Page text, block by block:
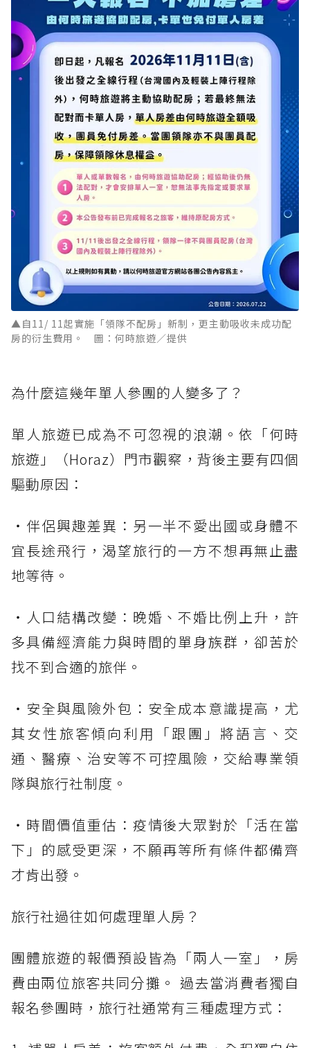
▲自11/ 11起實施「領隊不配房」新制，更主動吸收未成功配
房的衍生費用。 圖：何時旅遊／提供
為什麼這幾年單人參團的人變多了？
單人旅遊已成為不可忽視的浪潮。依「何時
旅遊」（Horaz）門市觀察，背後主要有四個
驅動原因：
・伴侶興趣差異：另一半不愛出國或身體不
宜長途飛行，渴望旅行的一方不想再無止盡
地等待。
・人口結構改變：晚婚、不婚比例上升，許
多具備經濟能力與時間的單身族群，卻苦於
找不到合適的旅伴。
・安全與風險外包：安全成本意識提高，尤
其女性旅客傾向利用「跟團」將語言、交
通、醫療、治安等不可控風險，交給專業領
隊與旅行社制度。
・時間價值重估：疫情後大眾對於「活在當
下」的感受更深，不願再等所有條件都備齊
才肯出發。
旅行社過往如何處理單人房？
團體旅遊的報價預設皆為「兩人一室」，房
費由兩位旅客共同分攤。 過去當消費者獨自
報名參團時，旅行社通常有三種處理方式：